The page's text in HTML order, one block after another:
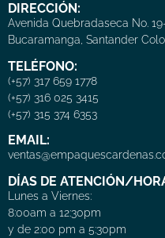
DIRECCIÓN:
Avenida Quebradaseca No.
Bucaramanga, Santander
TELÉFONO:
(+57) 317 659 1778
(+57) 316 025 3415
(+57) 315 374 6353
EMAIL:
DÍAS DE ATENCIÓN/
Lunes a Viernes:
8:00am a 12:30pm
y de 2:00 pm a 5:30pm